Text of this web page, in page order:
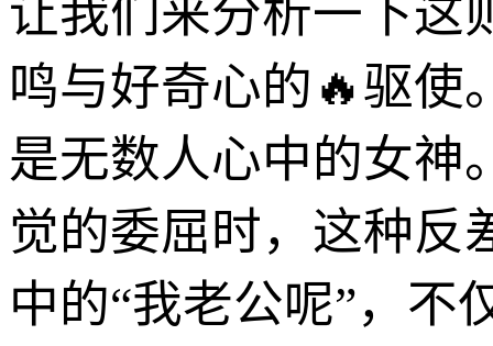
让我们来分析一下这
鸣与好奇心的🔥驱使
是无数人心中的女神
觉的委屈时，这种反
中的“我老公呢”，不